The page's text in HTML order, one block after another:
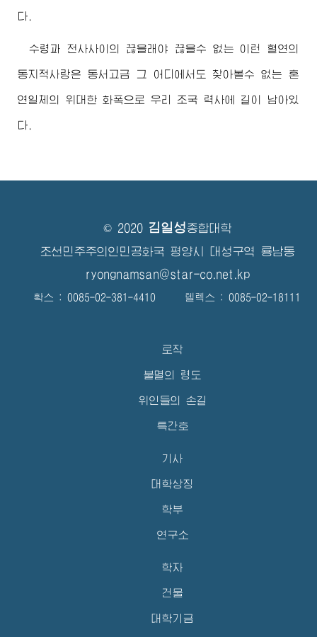
다.
수령과 전사사이의 끊을래야 끊을수 없는 이런 혈연의
동지적사랑은 동서고금 그 어디에서도 찾아볼수 없는 혼
연일체의 위대한 화폭으로 우리 조국 력사에 길이 남아있
다.
© 2020 김일성종합대학
조선민주주의인민공화국 평양시 대성구역 룡남동
ryongnamsan@star-co.net.kp
확스 : 0085-02-381-4410 텔렉스 : 0085-02-18111
로작
불멸의 령도
위인들의 손길
특간호
기사
대학상징
학부
연구소
학자
건물
대학기금